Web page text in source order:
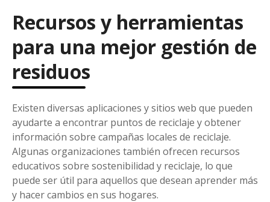
Recursos y herramientas
para una mejor gestión de
residuos
Existen diversas aplicaciones y sitios web que pueden
ayudarte a encontrar puntos de reciclaje y obtener
información sobre campañas locales de reciclaje.
Algunas organizaciones también ofrecen recursos
educativos sobre sostenibilidad y reciclaje, lo que
puede ser útil para aquellos que desean aprender más
y hacer cambios en sus hogares.